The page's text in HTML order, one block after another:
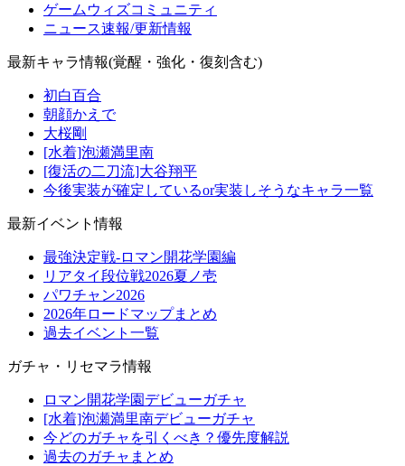
ゲームウィズコミュニティ
ニュース速報/更新情報
最新キャラ情報(覚醒・強化・復刻含む)
初白百合
朝顔かえで
大桜剛
[水着]泡瀬満里南
[復活の二刀流]大谷翔平
今後実装が確定しているor実装しそうなキャラ一覧
最新イベント情報
最強決定戦-ロマン開花学園編
リアタイ段位戦2026夏ノ壱
パワチャン2026
2026年ロードマップまとめ
過去イベント一覧
ガチャ・リセマラ情報
ロマン開花学園デビューガチャ
[水着]泡瀬満里南デビューガチャ
今どのガチャを引くべき？優先度解説
過去のガチャまとめ